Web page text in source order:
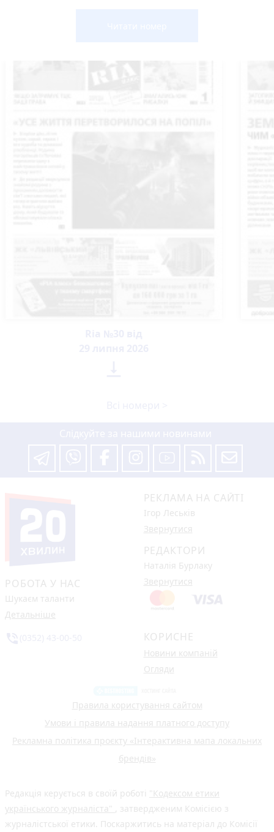
РОБОТА У НАС
Шукаєм таланти
Детальніше
РЕКЛАМА НА САЙТІ
Ігор Леськів
Звернутися
РЕДАКТОРИ
Наталія Бурлаку
Звернутися
КОРИСНЕ
Новини компаній
Огляди
Правила користування сайтом
Умови і правила надання платного доступу
Рекламна політика проєкту «Інтерактивна мапа локальних
брендів»
Редакція керується в своїй роботі "Кодексом етики
українського журналіста" , затвердженим Комісією з
журналістської етики. Поскаржитись на матеріал до Комісії